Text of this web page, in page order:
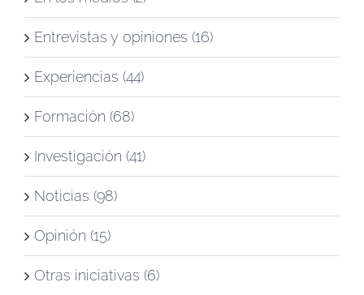
Entrevistas y opiniones (16)
Experiencias (44)
Formación (68)
Investigación (41)
Noticias (98)
Opinión (15)
Otras iniciativas (6)